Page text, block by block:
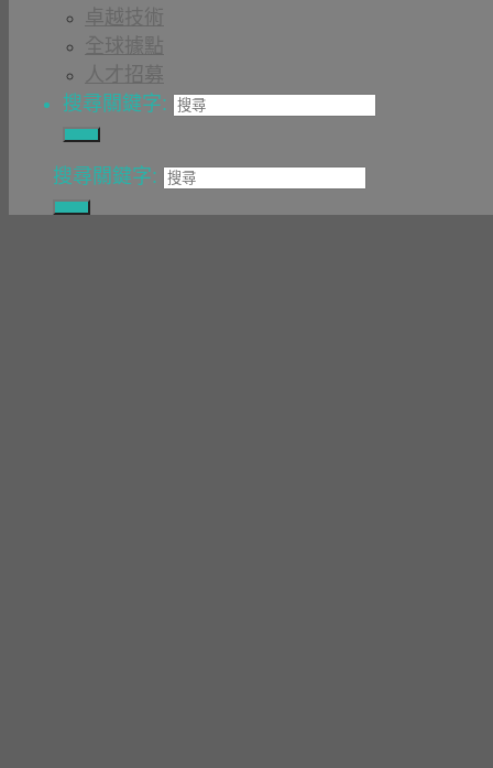
卓越技術
全球據點
人才招募
搜尋關鍵字:
搜尋關鍵字: